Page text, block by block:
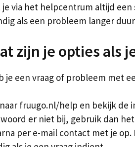
je via het helpcentrum altijd
als een probleem langer
zijn je opties als
je een vraag of probleem met
fruugo.nl/help en bekijk de
er niet bij, gebruik dan
per e-mail contact met je